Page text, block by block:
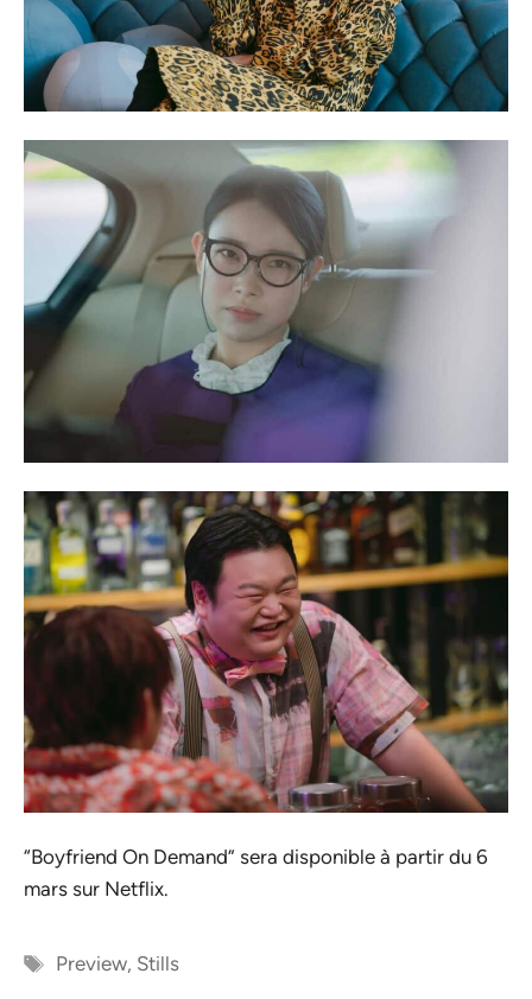
“Boyfriend On Demand” sera disponible à partir du 6
mars sur Netflix.
Étiquettes
Preview, Stills